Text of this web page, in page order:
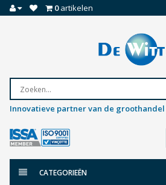
0artikelen
Innovatieve partner van de groothandel
CATEGORIEËN